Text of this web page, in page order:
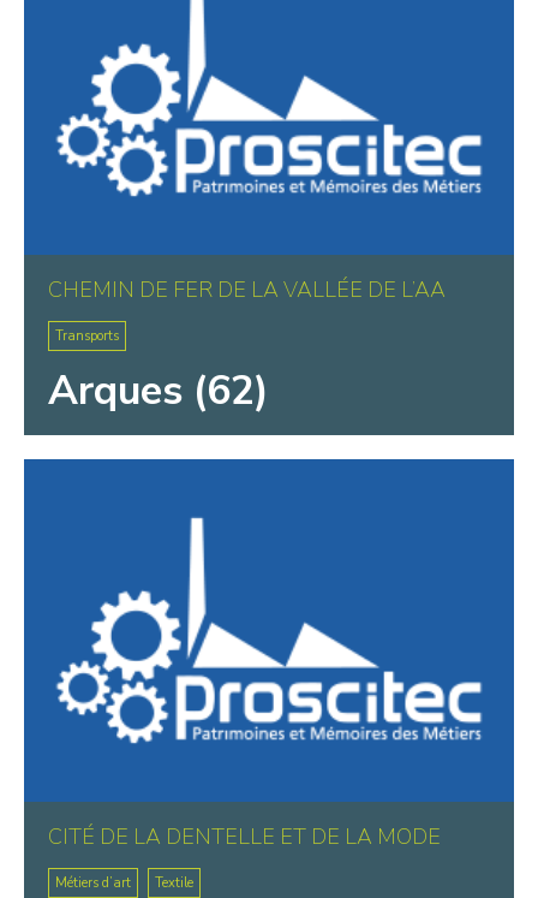
CHEMIN DE FER DE LA VALLÉE DE L’AA
Transports
Arques (62)
CITÉ DE LA DENTELLE ET DE LA MODE
Métiers d’art Textile